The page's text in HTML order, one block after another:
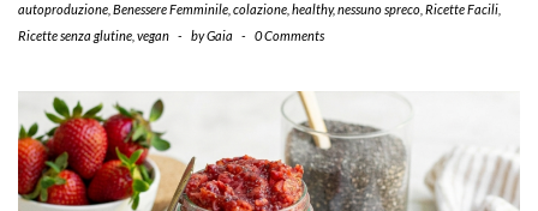
autoproduzione Benessere Femminile colazione healthy,nessuno spreco Ricette Facili
Ricette senza glutine vegan - byGaia - 0 Comments